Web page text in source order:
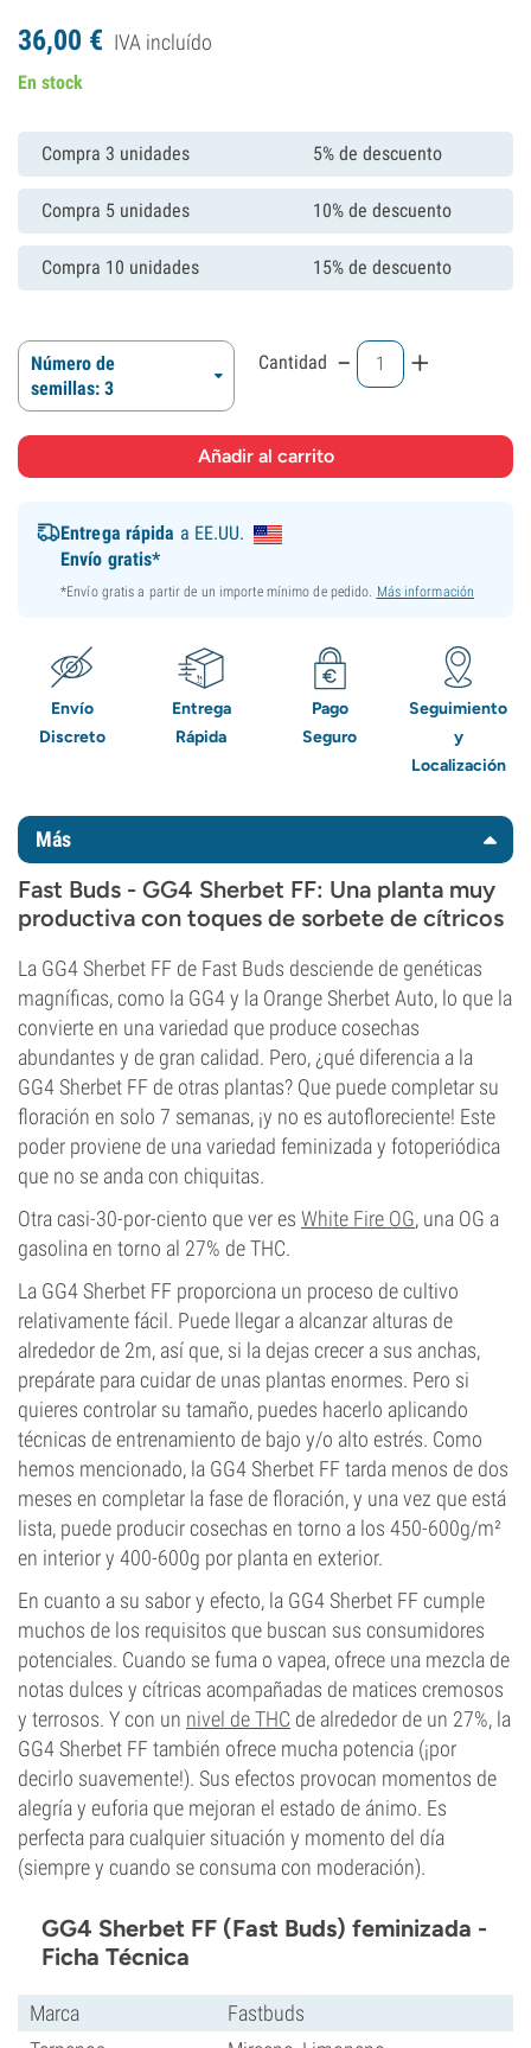
36,00 € IVA incluído
En stock
Compra 3 unidades 5% de descuento
Compra 5 unidades 10% de descuento
Compra 10 unidades 15% de descuento
Número de
semillas: 3
Cantidad - +
Entrega rápida a EE.UU.
Envío gratis*
*Envío gratis a partir de un importe mínimo de pedido. Más información
Envío
Discreto
Entrega
Rápida
Pago
Seguro
Seguimiento
y
Localización
Más
Fast Buds - GG4 Sherbet FF: Una planta muy
productiva con toques de sorbete de cítricos
La GG4 Sherbet FF de Fast Buds desciende de genéticas
magníficas, como la GG4 y la Orange Sherbet Auto, lo que la
convierte en una variedad que produce cosechas
abundantes y de gran calidad. Pero, ¿qué diferencia a la
GG4 Sherbet FF de otras plantas? Que puede completar su
floración en solo 7 semanas, ¡y no es autofloreciente! Este
poder proviene de una variedad feminizada y fotoperiódica
que no se anda con chiquitas.
Otra casi-30-por-ciento que ver es White Fire OG, una OG a
gasolina en torno al 27% de THC.
La GG4 Sherbet FF proporciona un proceso de cultivo
relativamente fácil. Puede llegar a alcanzar alturas de
alrededor de 2m, así que, si la dejas crecer a sus anchas,
prepárate para cuidar de unas plantas enormes. Pero si
quieres controlar su tamaño, puedes hacerlo aplicando
técnicas de entrenamiento de bajo y/o alto estrés. Como
hemos mencionado, la GG4 Sherbet FF tarda menos de dos
meses en completar la fase de floración, y una vez que está
lista, puede producir cosechas en torno a los 450-600g/m²
en interior y 400-600g por planta en exterior.
En cuanto a su sabor y efecto, la GG4 Sherbet FF cumple
muchos de los requisitos que buscan sus consumidores
potenciales. Cuando se fuma o vapea, ofrece una mezcla de
notas dulces y cítricas acompañadas de matices cremosos
y terrosos. Y con un nivel de THC de alrededor de un 27%, la
GG4 Sherbet FF también ofrece mucha potencia (¡por
decirlo suavemente!). Sus efectos provocan momentos de
alegría y euforia que mejoran el estado de ánimo. Es
perfecta para cualquier situación y momento del día
(siempre y cuando se consuma con moderación).
GG4 Sherbet FF (Fast Buds) feminizada -
Ficha Técnica
Marca
Fastbuds